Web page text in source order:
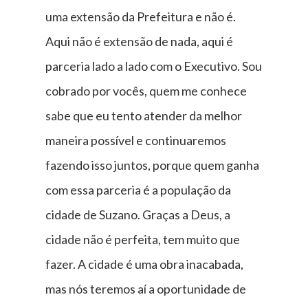
uma extensão da Prefeitura e não é.
Aqui não é extensão de nada, aqui é
parceria lado a lado com o Executivo. Sou
cobrado por vocês, quem me conhece
sabe que eu tento atender da melhor
maneira possível e continuaremos
fazendo isso juntos, porque quem ganha
com essa parceria é a população da
cidade de Suzano. Graças a Deus, a
cidade não é perfeita, tem muito que
fazer. A cidade é uma obra inacabada,
mas nós teremos aí a oportunidade de